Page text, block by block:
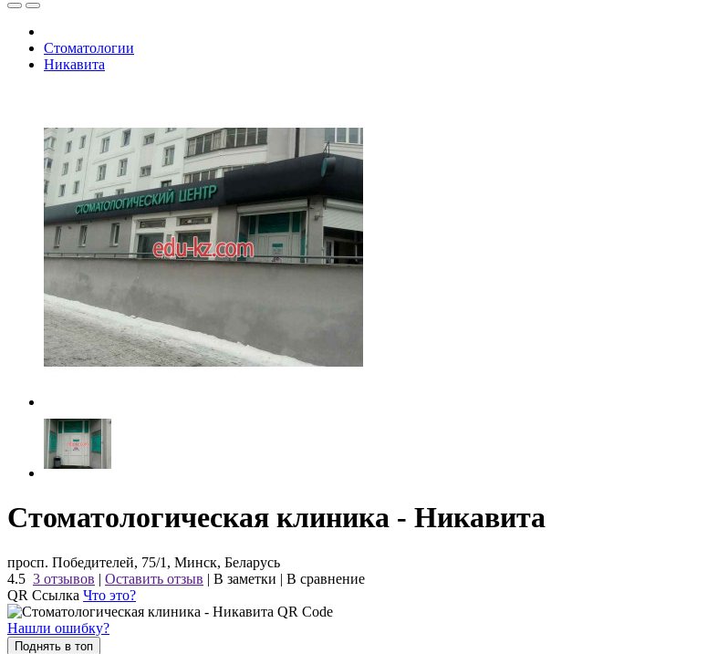
Стоматологии
Никавита
Стоматологическая клиника - Никавита
просп. Победителей, 75/1, Минск, Беларусь
4.5 3 отзывов | Оставить отзыв | В заметки | В сравнение
QR Ссылка Что это?
Нашли ошибку?
Поднять в топ